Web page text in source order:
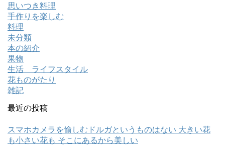
思いつき料理
手作りを楽しむ
料理
未分類
本の紹介
果物
生活 ライフスタイル
花ものがたり
雑記
最近の投稿
スマホカメラを愉しむドルガというものはない 大きい花
も小さい花も そこにあるから美しい